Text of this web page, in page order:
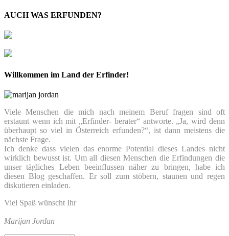
AUCH WAS ERFUNDEN?
Willkommen im Land der Erfinder!
Viele Menschen die mich nach meinem Beruf fragen sind oft
erstaunt wenn ich mit „Erfinder- berater“ antworte. „Ja, wird denn
überhaupt so viel in Österreich erfunden?“, ist dann meistens die
nächste Frage.
Ich denke dass vielen das enorme Potential dieses Landes nicht
wirklich bewusst ist. Um all diesen Menschen die Erfindungen die
unser tägliches Leben beeinflussen näher zu bringen, habe ich
diesen Blog geschaffen. Er soll zum stöbern, staunen und regen
diskutieren einladen.
Viel Spaß wünscht Ihr
Marijan Jordan